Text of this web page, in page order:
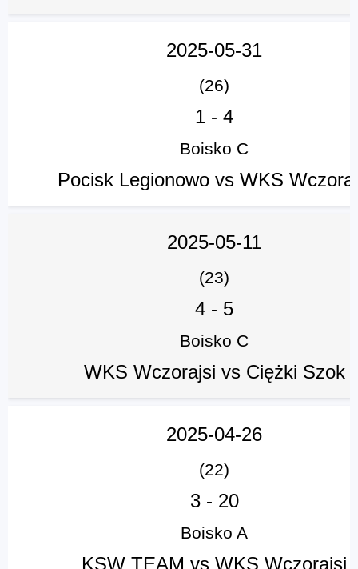
2025-05-31
(26)
1 - 4
Boisko C
Pocisk Legionowo vs WKS
2025-05-11
(23)
4 - 5
Boisko C
WKS Wczorajsi vs Ciężki Szok
2025-04-26
(22)
3- 20
Boisko A
KSW TEAM vs WKS Wczorajsi